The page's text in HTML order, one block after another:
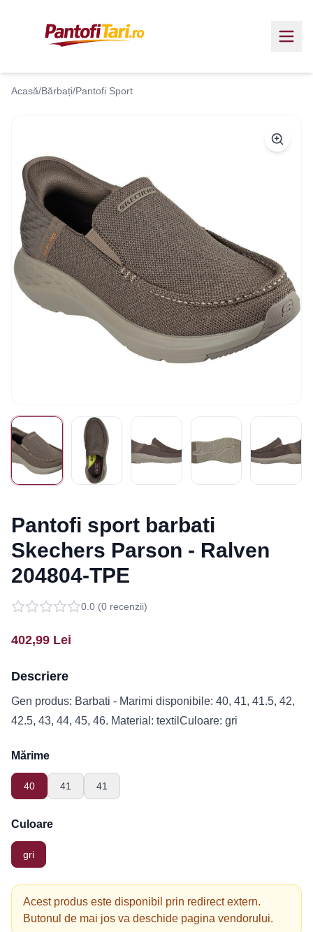
Acasă/Bărbați/Pantofi Sport
Pantofi sport barbati
Skechers Parson - Ralven
204804-TPE
0.0 (0 recenzii)
402,99 Lei
Descriere
Gen produs: Barbati - Marimi disponibile: 40, 41, 41.5, 42,
42.5, 43, 44, 45, 46. Material: textilCuloare: gri
Mărime
40 41 41
Culoare
gri
Acest produs este disponibil prin redirect extern.
Butonul de mai jos va deschide pagina vendorului.